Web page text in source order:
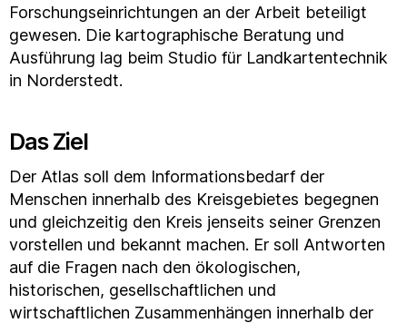
Forschungseinrichtungen an der Arbeit beteiligt
gewesen. Die kartographische Beratung und
Ausführung lag beim Studio für Landkartentechnik
in Norderstedt.
Das Ziel
Der Atlas soll dem Informationsbedarf der
Menschen innerhalb des Kreisgebietes begegnen
und gleichzeitig den Kreis jenseits seiner Grenzen
vorstellen und bekannt machen. Er soll Antworten
auf die Fragen nach den ökologischen,
historischen, gesellschaftlichen und
wirtschaftlichen Zusammenhängen innerhalb der